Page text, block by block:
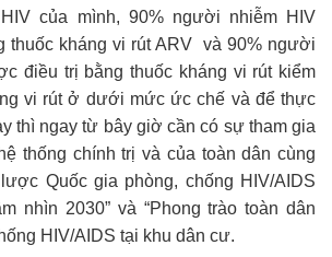
của mình, 90% người nhiễm HIV
thuốc kháng vi rút ARV và 90% người
điều trị bằng thuốc kháng vi rút kiểm
vi rút ở dưới mức ức chế và để thực
thì ngay từ bây giờ cần có sự tham gia
thống chính trị và của toàn dân cùng
Quốc gia phòng, chống HIV/AIDS
nhìn 2030” và “Phong trào toàn dân
HIV/AIDS tại khu dân cư.